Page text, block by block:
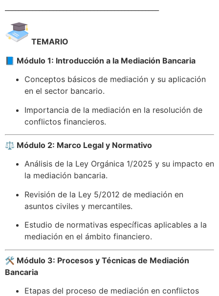
TEMARIO
📘 Módulo 1: Introducción a la Mediación Bancaria
Conceptos básicos de mediación y su aplicación
en el sector bancario.​
Importancia de la mediación en la resolución de
conflictos financieros.​
⚖️ Módulo 2: Marco Legal y Normativo
Análisis de la Ley Orgánica 1/2025 y su impacto en
la mediación bancaria.​
Revisión de la Ley 5/2012 de mediación en
asuntos civiles y mercantiles.​
Estudio de normativas específicas aplicables a la
mediación en el ámbito financiero.​
🛠️ Módulo 3: Procesos y Técnicas de Mediación
Bancaria
Etapas del proceso de mediación en conflictos